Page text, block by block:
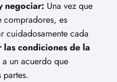
negociar: Una vez que
compradores, es
cuidadosamente cada
las condiciones de la
un acuerdo que
partes.